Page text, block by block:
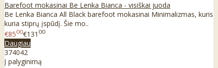
Barefoot mokasinai Be Lenka Bianca - visiškai juoda
Be Lenka Bianca All Black barefoot mokasinai Minimalizmas, kuris
kuria stiprų įspūdį. Šie mo..
€8500€131 00
Daugiau
374042
Į palyginimą